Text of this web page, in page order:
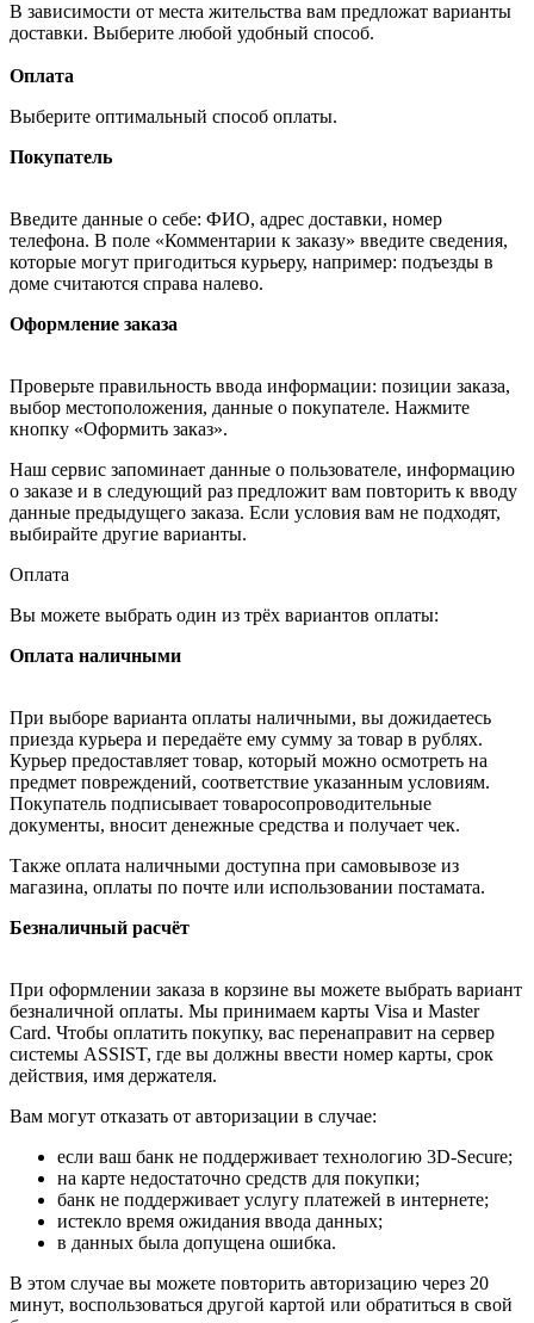
В зависимости от места жительства вам предложат варианты
доставки. Выберите любой удобный способ.
Оплата
Выберите оптимальный способ оплаты.
Покупатель
Введите данные о себе: ФИО, адрес доставки, номер
телефона. В поле «Комментарии к заказу» введите сведения,
которые могут пригодиться курьеру, например: подъезды в
доме считаются справа налево.
Оформление заказа
Проверьте правильность ввода информации: позиции заказа,
выбор местоположения, данные о покупателе. Нажмите
кнопку «Оформить заказ».
Наш сервис запоминает данные о пользователе, информацию
о заказе и в следующий раз предложит вам повторить к вводу
данные предыдущего заказа. Если условия вам не подходят,
выбирайте другие варианты.
Оплата
Вы можете выбрать один из трёх вариантов оплаты:
Оплата наличными
При выборе варианта оплаты наличными, вы дожидаетесь
приезда курьера и передаёте ему сумму за товар в рублях.
Курьер предоставляет товар, который можно осмотреть на
предмет повреждений, соответствие указанным условиям.
Покупатель подписывает товаросопроводительные
документы, вносит денежные средства и получает чек.
Также оплата наличными доступна при самовывозе из
магазина, оплаты по почте или использовании постамата.
Безналичный расчёт
При оформлении заказа в корзине вы можете выбрать вариант
безналичной оплаты. Мы принимаем карты Visa и Master
Card. Чтобы оплатить покупку, вас перенаправит на сервер
системы ASSIST, где вы должны ввести номер карты, срок
действия, имя держателя.
Вам могут отказать от авторизации в случае:
если ваш банк не поддерживает технологию 3D-Secure;
на карте недостаточно средств для покупки;
банк не поддерживает услугу платежей в интернете;
истекло время ожидания ввода данных;
в данных была допущена ошибка.
В этом случае вы можете повторить авторизацию через 20
минут, воспользоваться другой картой или обратиться в свой